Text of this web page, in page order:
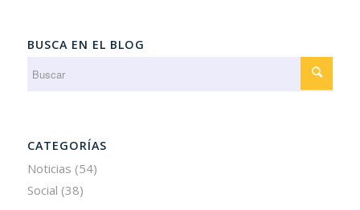
BUSCA EN EL BLOG
CATEGORÍAS
Noticias (54)
Social (38)